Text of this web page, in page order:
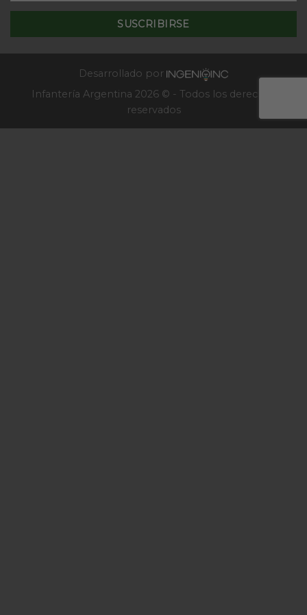
de
Escuela
de
Desarrollado por
Infantería Argentina 2026 © - Todos los derechos
reservados